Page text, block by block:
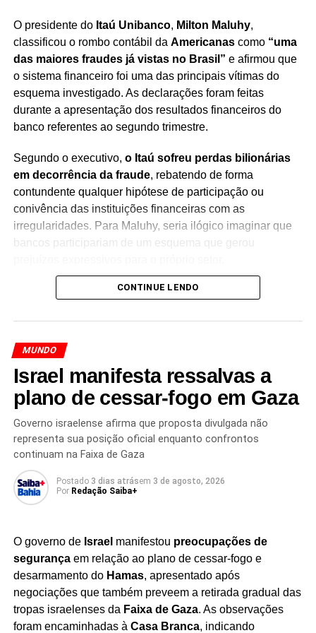
Redação Saiba+
TÓPICOS RELACIONADOS ALASCA
CESSAR-FOGO
CRIMEIA
DIPLOMACIA EUA-RÚSSIA.
EUA
GUERRA NA UCRÂNIA
OTAN
PUTIN
RELAÇÕES INTERNACIONAIS
RÚSSIA
SANÇÕES ECONÔMICAS
TRUMP ZELENSKI
PRÓXIMO
Roma elogia pré-candidatura de Raíssa Soares e
descarta atritos
O presidente do Itaú Unibanco, Milton Maluhy,
classificou o rombo contábil da Americanascomo “uma
das maiores fraudes já vistas no Brasil” e afirmou que
o sistema financeiro foi uma das principais vítimas do
esquema investigado. As declarações foram feitas
durante a apresentação dos resultados financeiros do
banco referentes ao segundo trimestre.
Segundo o executivo, o Itaú sofreu perdas bilionárias
em decorrência da fraude, rebatendo de forma
contundente qualquer hipótese de participação ou
conivência das instituições financeiras com as
irregularidades. Para Maluhy, seria ilógico imaginar que
bancos participariam de um esquema que gerou
Durante a apresentação, o presidente do banco afirmou
classificação contábil, mas envolveu aomissão
deliberada de passivos
responsabilidade pelas demonstrações financeiras cabe
à empresa e aos seus auditores independentes.
Maluhy também revelou queo Itaú interrompeu
operações com a Americanas antes da divulgação da
fraude, após identificar a necessidade de informações
que, segundo ele, não foram devidamente apresentadas
pela companhia. O executivo explicou ainda que
documentos enviados pelos bancos aos auditores
servem como apoio às auditorias e não representam
empresa.
O caso segue sendo investigado pelaPolícia Federal
que ampliou as apurações sobre a fraude bilionária por
meio de novas fases da Operação Disclosure. As
investigações incluem o cumprimento de mandados de
CONTINUE LENDO
MUNDO
Israel manifesta ressalvas a
plano de cessar-fogo em Gaza
Governo israelense afirma que proposta divulgada não
representa sua posição oficial enquanto confrontos
continuam na Faixa de Gaza
Postado 3 dias atrásem 3 de agosto, 2026
Por Redação Saiba+
O governo de Israel manifestou preocupações de
segurançaem relação ao plano de cessar-fogo e
desarmamento do Hamas, apresentado após
negociações que também preveem a retirada gradual das
tropas israelenses da Faixa de Gaza. As observações
foram encaminhadas à Casa Branca, indicando